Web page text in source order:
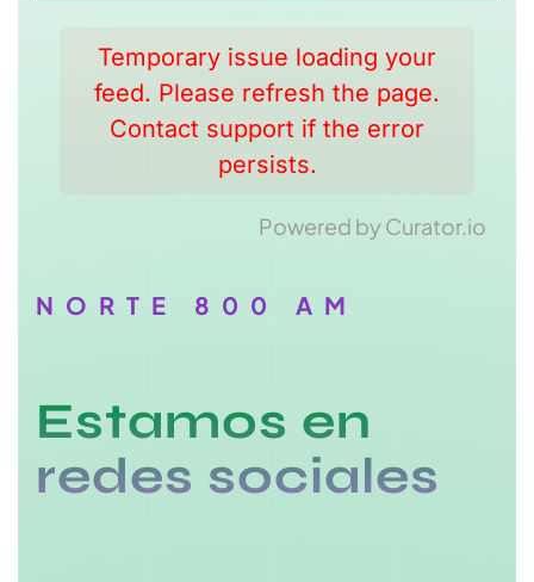
Temporary issue loading your
feed. Please refresh the page.
Contact support if the error
persists.
Powered by Curator.io
NORTE 800 AM
Estamos en
redes sociales